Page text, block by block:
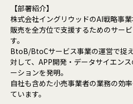
【部署紹介】
株式会社イングリウッドのAI戦略事
販売を全方位で支援するためのサー
す。
BtoB/BtoCサービス事業の運営で捉
対して、APP開発・データサイエン
ーションを発明。
自社も含めた小売事業者の業務の効
ています。